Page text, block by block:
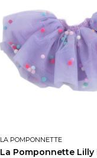
LA POMPONNETTE
La Pomponnette Lilly